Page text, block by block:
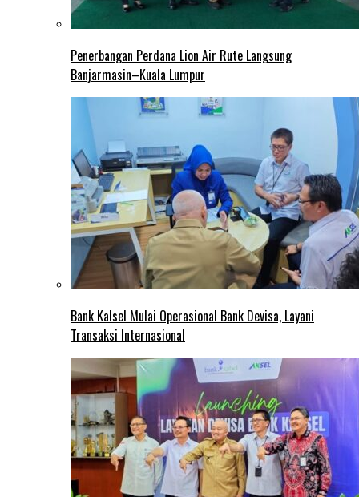
Penerbangan Perdana Lion Air Rute Langsung
Banjarmasin–Kuala Lumpur
Bank Kalsel Mulai Operasional Bank Devisa, Layani
Transaksi Internasional